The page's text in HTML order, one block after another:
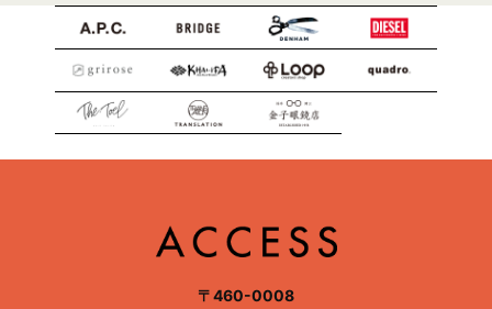
〒460-0008